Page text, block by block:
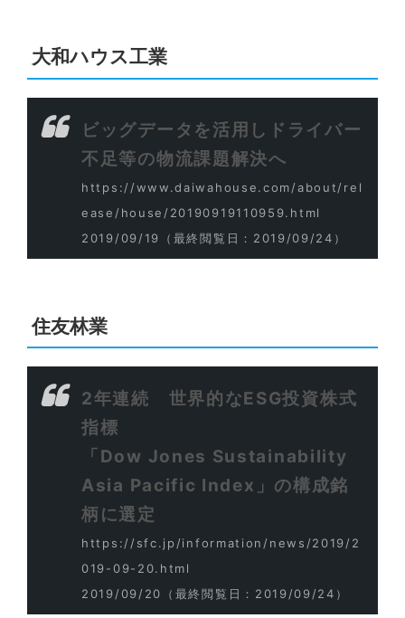
大和ハウス工業
ビッグデータを活用しドライバー
不足等の物流課題解決へ
https://www.daiwahouse.com/about/rel
ease/house/20190919110959.html
2019/09/19
（最終閲覧日：2019/09/24）
住友林業
2年連続 世界的なESG投資株式
指標
「Dow Jones Sustainability
Asia Pacific Index」の構成銘
柄に選定
https://sfc.jp/information/news/2019/2
019-09-20.html
2019/09/20
（最終閲覧日：2019/09/24）